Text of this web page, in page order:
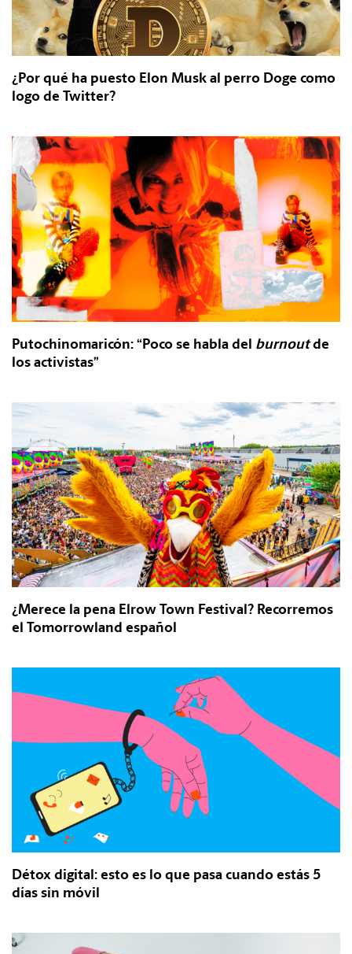
¿Por qué ha puesto Elon Musk al perro Doge como
logo de Twitter?
Putochinomaricón: “Poco se habla del burnoutde
los activistas”
¿Merece la pena Elrow Town Festival? Recorremos
el Tomorrowland español
Détox digital: esto es lo que pasa cuando estás 5
días sin móvil